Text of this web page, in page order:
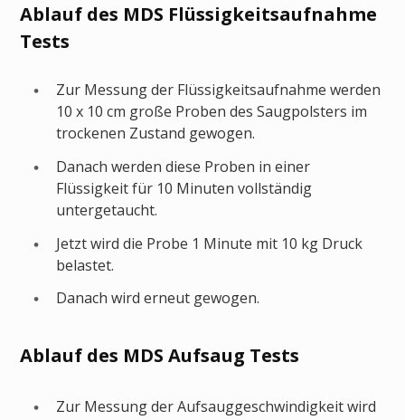
Ablauf des MDS Flüssigkeitsaufnahme
Tests
Zur Messung der Flüssigkeitsaufnahme werden
10 x 10 cm große Proben des Saugpolsters im
trockenen Zustand gewogen.
Danach werden diese Proben in einer
Flüssigkeit für 10 Minuten vollständig
untergetaucht.
Jetzt wird die Probe 1 Minute mit 10 kg Druck
belastet.
Danach wird erneut gewogen.
Ablauf des MDS Aufsaug Tests
Zur Messung der Aufsauggeschwindigkeit wird